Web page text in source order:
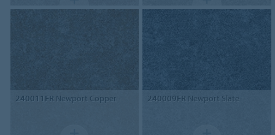
240011FR Newport Copper 240009FR Newport Slate